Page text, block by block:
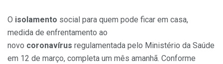
O isolamento social para quem pode ficar em casa,
medida de enfrentamento ao
novo coronavírus regulamentada pelo Ministério da Saúde
em 12 de março, completa um mês amanhã. Conforme